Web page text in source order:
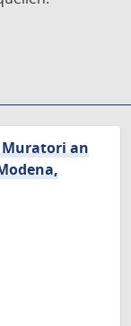
an